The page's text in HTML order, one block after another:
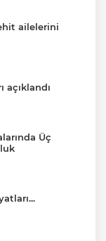
ailelerini
açıklandı
Üç